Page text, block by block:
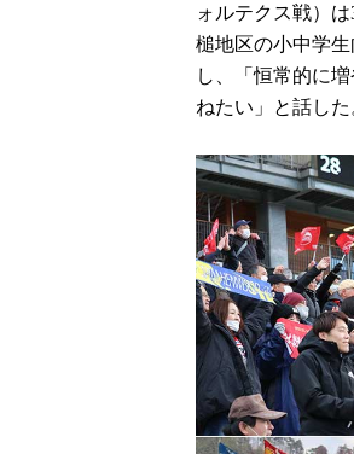
ォルテクス戦）
槌地区の小中学
し、「恒常的に
ねたい」と話した